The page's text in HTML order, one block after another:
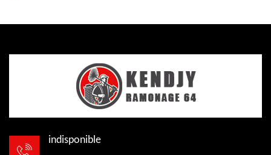
indisponible